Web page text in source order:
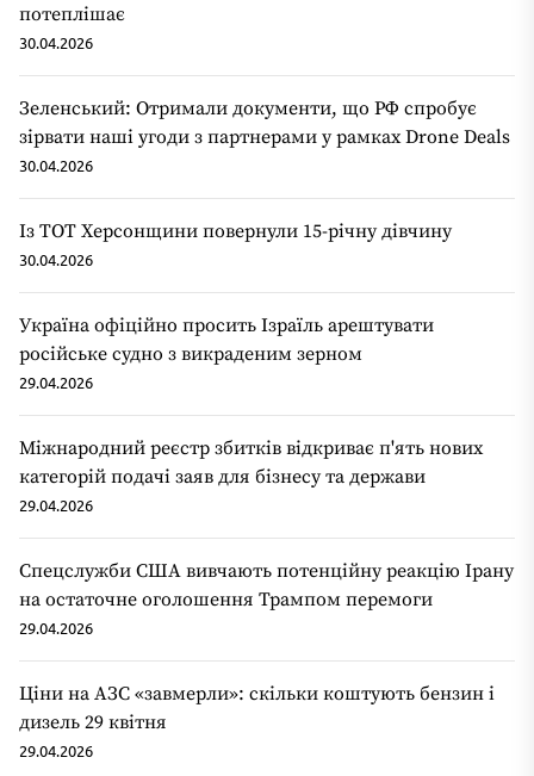
потеплішає
30.04.2026
Зеленський: Отримали документи, що РФ спробує
зірвати наші угоди з партнерами у рамках Drone Deals
30.04.2026
Із ТОТ Херсонщини повернули 15-річну дівчину
30.04.2026
Україна офіційно просить Ізраїль арештувати
російське судно з викраденим зерном
29.04.2026
Міжнародний реєстр збитків відкриває п'ять нових
категорій подачі заяв для бізнесу та держави
29.04.2026
Спецслужби США вивчають потенційну реакцію Ірану
на остаточне оголошення Трампом перемоги
29.04.2026
Ціни на АЗС «завмерли»: скільки коштують бензин і
дизель 29 квітня
29.04.2026